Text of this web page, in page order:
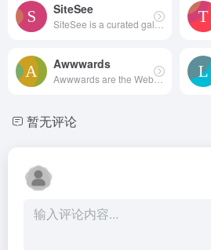
SiteSee
SiteSee is a curated gallery of beautiful, modern websites collections.
Awwwards
Awwwards are the Website Awards that recognize and promote the talent and effort of the best developers, designers and web agencies in the world.
暂无评论